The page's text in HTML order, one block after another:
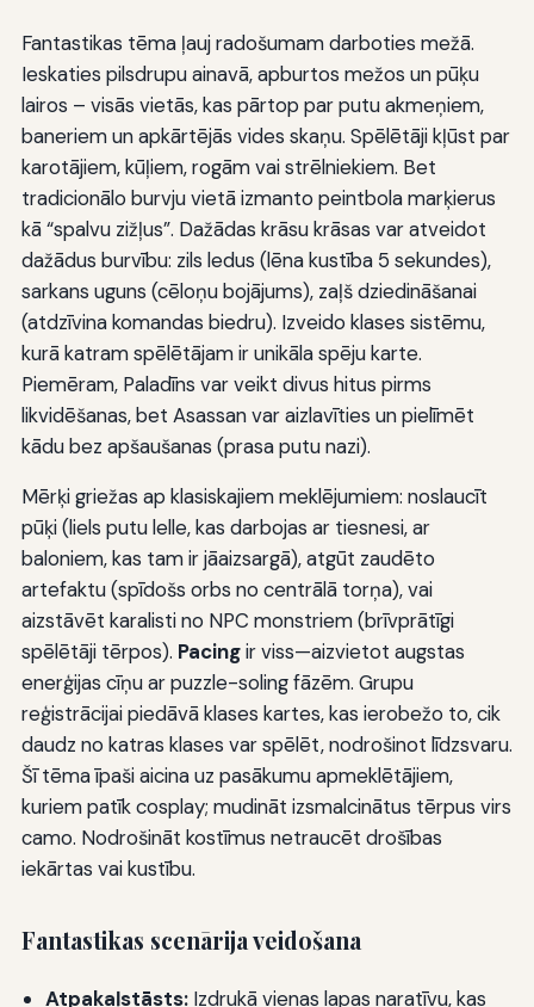
Fantastikas tēma ļauj radošumam darboties mežā.
Ieskaties pilsdrupu ainavā, apburtos mežos un pūķu
lairos – visās vietās, kas pārtop par putu akmeņiem,
baneriem un apkārtējās vides skaņu. Spēlētāji kļūst par
karotājiem, kūļiem, rogām vai strēlniekiem. Bet
tradicionālo burvju vietā izmanto peintbola marķierus
kā “spalvu zižļus”. Dažādas krāsu krāsas var atveidot
dažādus burvību: zils ledus (lēna kustība 5 sekundes),
sarkans uguns (cēloņu bojājums), zaļš dziedināšanai
(atdzīvina komandas biedru). Izveido klases sistēmu,
kurā katram spēlētājam ir unikāla spēju karte.
Piemēram, Paladīns var veikt divus hitus pirms
likvidēšanas, bet Asassan var aizlavīties un pielīmēt
kādu bez apšaušanas (prasa putu nazi).
Mērķi griežas ap klasiskajiem meklējumiem: noslaucīt
pūķi (liels putu lelle, kas darbojas ar tiesnesi, ar
baloniem, kas tam ir jāaizsargā), atgūt zaudēto
artefaktu (spīdošs orbs no centrālā torņa), vai
aizstāvēt karalisti no NPC monstriem (brīvprātīgi
spēlētāji tērpos). Pacingir viss—aizvietot augstas
enerģijas cīņu ar puzzle-soling fāzēm. Grupu
reģistrācijai piedāvā klases kartes, kas ierobežo to, cik
daudz no katras klases var spēlēt, nodrošinot līdzsvaru.
Šī tēma īpaši aicina uz pasākumu apmeklētājiem,
kuriem patīk cosplay; mudināt izsmalcinātus tērpus virs
camo. Nodrošināt kostīmus netraucēt drošības
iekārtas vai kustību.
Fantastikas scenārija veidošana
Atpakaļstāsts:Izdrukā vienas lapas naratīvu, kas